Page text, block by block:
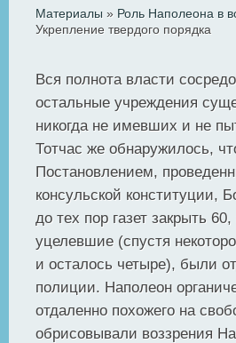
Материалы » Роль Наполеона в
Укрепление твердого порядка
Вся полнота власти
остальные учреждения
никогда не имевших и не
Тотчас же обнаружилось,
Постановлением,
консульской конституции,
до тех пор газет закрыть
уцелевшие (спустя
и осталось четыре), были
полиции. Наполеон
отдаленно похожего на
обрисовывали воззрения